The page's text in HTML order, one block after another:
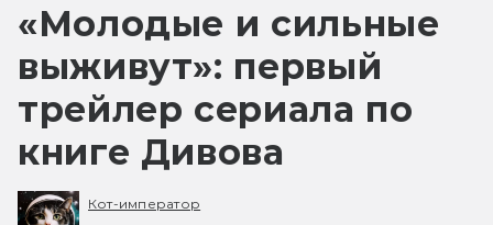
«Молодые и сильные
выживут»: первый
трейлер сериала по
книге Дивова
Кот-император